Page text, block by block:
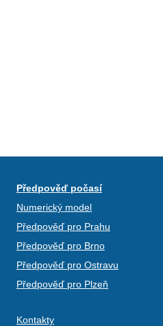
Předpověď počasí
Numerický model
Předpověď pro Prahu
Předpověď pro Brno
Předpověď pro Ostravu
Předpověď pro Plzeň
Kontakty